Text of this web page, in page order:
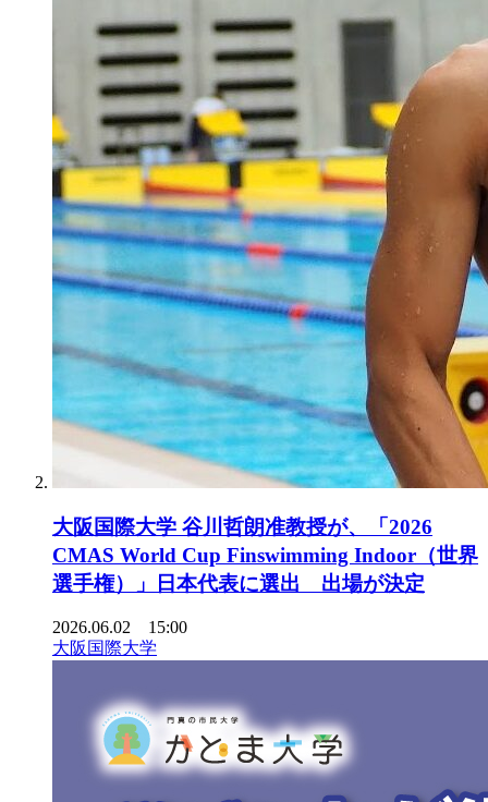
大阪国際大学 谷川哲朗准教授が、「2026
CMAS World Cup Finswimming Indoor（世界
選手権）」日本代表に選出 出場が決定
2026.06.02 15:00
大阪国際大学